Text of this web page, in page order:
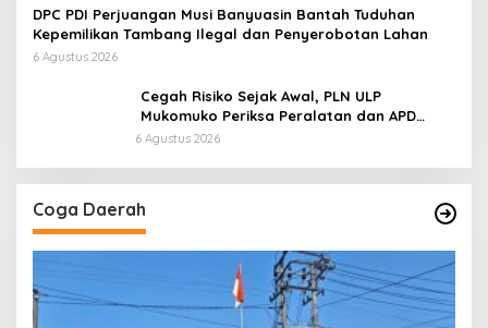
di Kawasan Pesisir
DPC PDI Perjuangan Musi Banyuasin Bantah Tuduhan
Kepemilikan Tambang Ilegal dan Penyerobotan Lahan
6 Agustus 2026
Cegah Risiko Sejak Awal, PLN ULP
Mukomuko Periksa Peralatan dan APD
Petugas secara Rutin
6 Agustus 2026
Coga Daerah